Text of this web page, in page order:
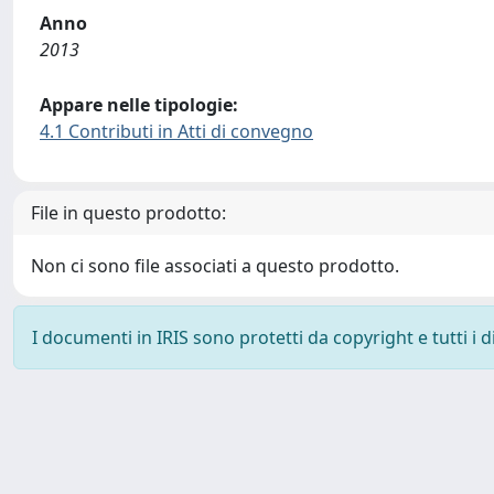
Anno
2013
Appare nelle tipologie:
4.1 Contributi in Atti di convegno
File in questo prodotto:
Non ci sono file associati a questo prodotto.
I documenti in IRIS sono protetti da copyright e tutti i